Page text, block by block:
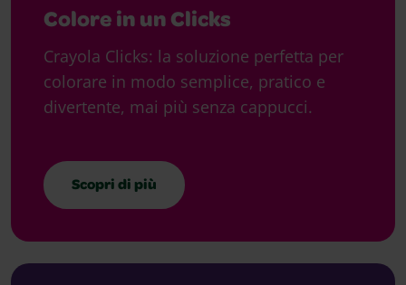
Colore in un Clicks
Crayola Clicks: la soluzione perfetta per
colorare in modo semplice, pratico e
divertente, mai più senza cappucci.
Scopri di più